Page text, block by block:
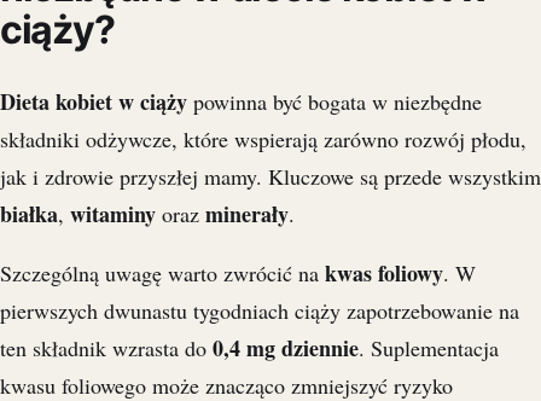
ciąży?
Dieta kobiet w ciąży powinna być bogata w niezbędne
składniki odżywcze, które wspierają zarówno rozwój płodu,
jak i zdrowie przyszłej mamy. Kluczowe są przede wszystkim
białka, witaminy oraz minerały.
Szczególną uwagę warto zwrócić na kwas foliowy. W
pierwszych dwunastu tygodniach ciąży zapotrzebowanie na
ten składnik wzrasta do 0,4 mg dziennie. Suplementacja
kwasu foliowego może znacząco zmniejszyć ryzyko